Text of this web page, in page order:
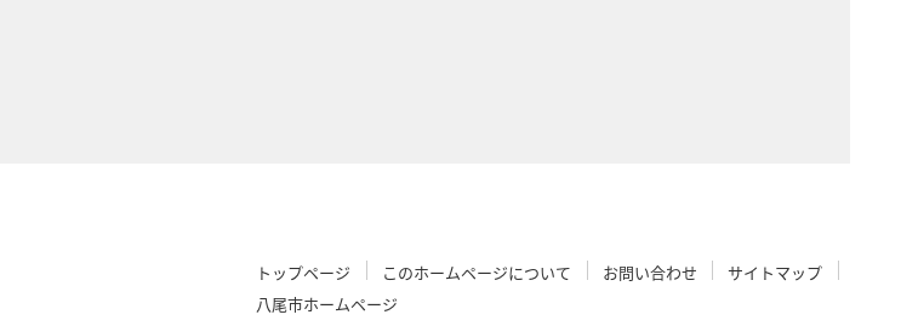
トップページ このホームページについて お問い合わせ
サイトマップ
八尾市ホームページ